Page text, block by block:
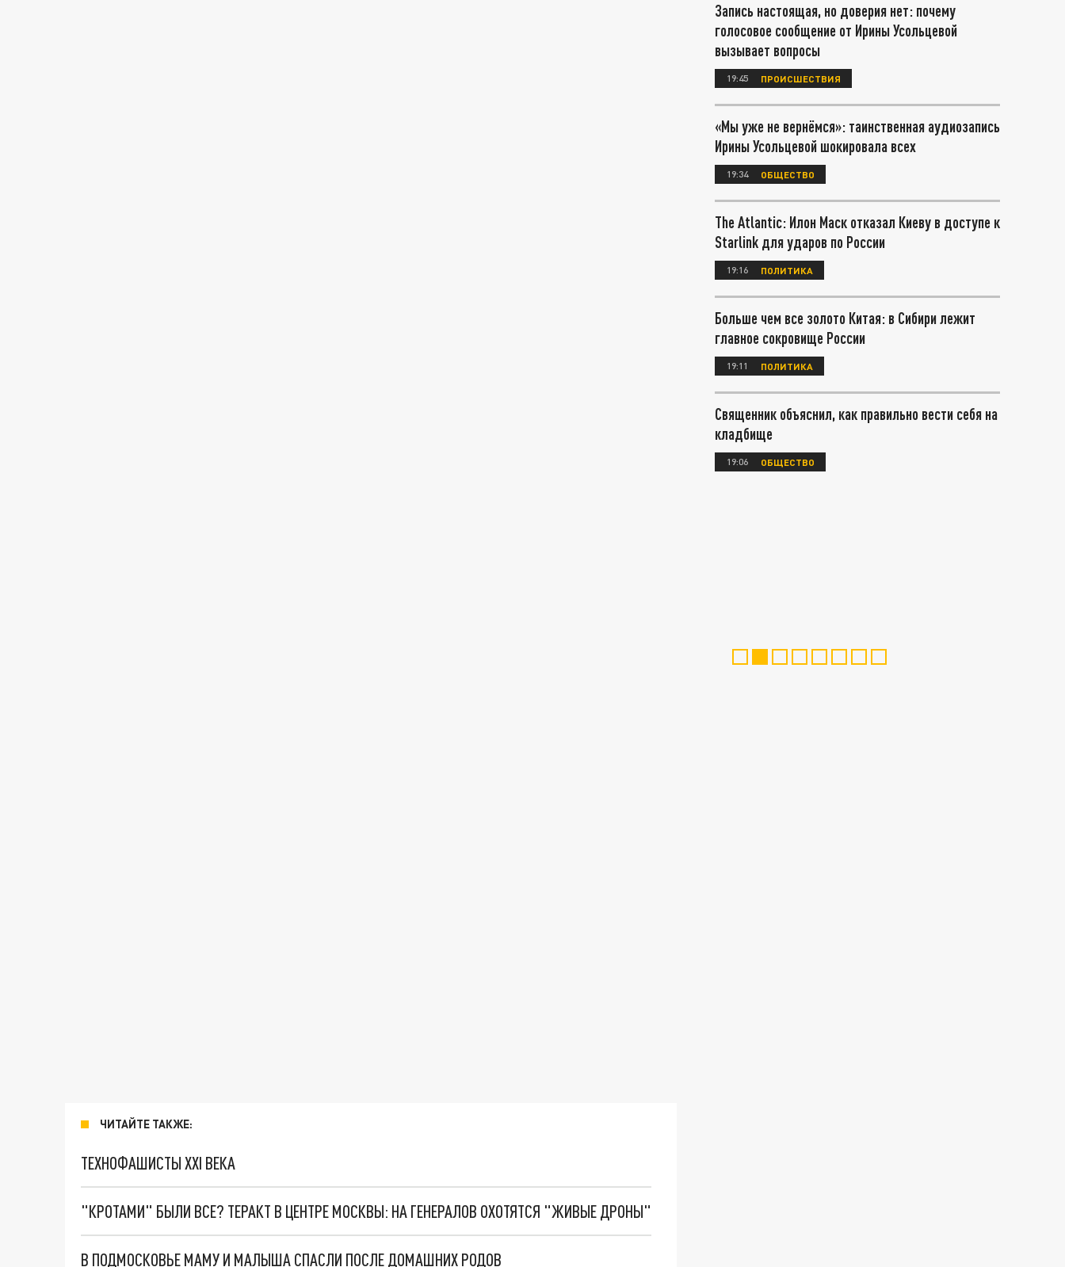
ЧИТАЙТЕ ТАКЖЕ:
ТЕХНОФАШИСТЫ XXI ВЕКА
"КРОТАМИ" БЫЛИ ВСЕ? ТЕРАКТ В ЦЕНТРЕ МОСКВЫ: НА ГЕНЕРАЛОВ ОХОТЯТСЯ "ЖИВЫЕ ДРОНЫ"
В ПОДМОСКОВЬЕ МАМУ И МАЛЫША СПАСЛИ ПОСЛЕ ДОМАШНИХ РОДОВ
Запись настоящая, но доверия нет: почему
голосовое сообщение от Ирины Усольцевой
вызывает вопросы
19:45 ПРОИСШЕСТВИЯ
«Мы уже не вернёмся»: таинственная аудиозапись
Ирины Усольцевой шокировала всех
19:34 ОБЩЕСТВО
The Atlantic: Илон Маск отказал Киеву в доступе к
Starlink для ударов по России
19:16 ПОЛИТИКА
Больше чем все золото Китая: в Сибири лежит
главное сокровище России
19:11 ПОЛИТИКА
Священник объяснил, как правильно вести себя на
кладбище
19:06 ОБЩЕСТВО